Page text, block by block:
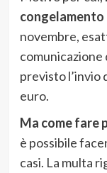
congelamento
novembre,
comunicazione
previsto l’invio
euro.
Ma come fare
è possibile
casi. La multa